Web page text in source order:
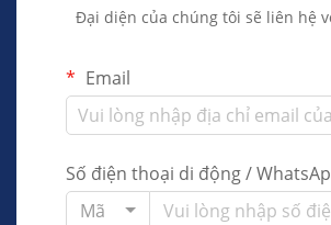
Đại diện của chúng tôi sẽ liên hệ
Email
Số điện thoại di động /
Mã